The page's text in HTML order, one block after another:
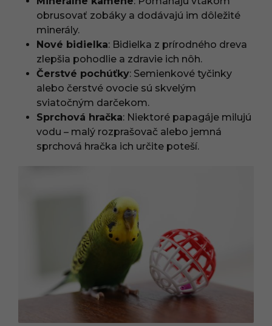
obrusovať zobáky a dodávajú im dôležité
minerály.
Nové bidielka: Bidielka z prírodného dreva
zlepšia pohodlie a zdravie ich nôh.
Čerstvé pochúťky: Semienkové tyčinky
alebo čerstvé ovocie sú skvelým
sviatočným darčekom.
Sprchová hračka: Niektoré papagáje milujú
vodu – malý rozprašovač alebo jemná
sprchová hračka ich určite poteší.